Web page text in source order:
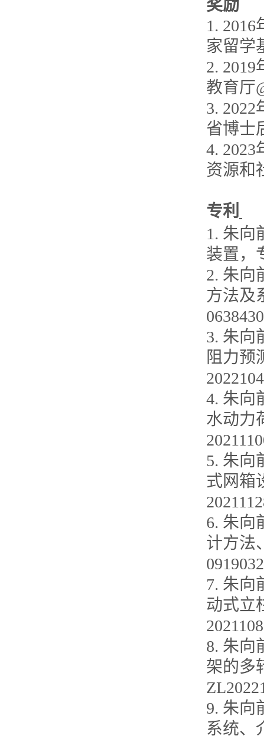
奖励
1.
家留学
2.
教育厅
3.
省博士
4.
资源和
专利
1. 朱向
装置，
2. 朱向
方法及
3. 朱向
阻力预
4. 朱向
水动力
5. 朱向
式网箱
6. 朱向
计方法
7. 朱向
动式立
8. 朱向
架的多
9. 朱向
系统、